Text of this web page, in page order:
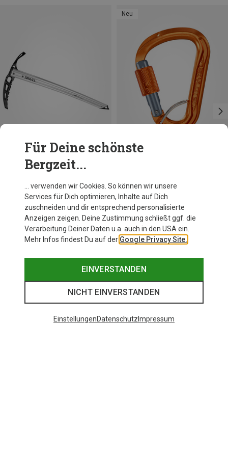
Du sparst 18%
Neu
Skylotec
22,71 €
Für Deine schönste
Bergzeit...
… verwenden wir Cookies. So können wir unsere
Services für Dich optimieren, Inhalte auf Dich
zuschneiden und dir entsprechend personalisierte
Anzeigen zeigen. Deine Zustimmung schließt ggf. die
Verarbeitung Deiner Daten u.a. auch in den USA ein.
Mehr Infos findest Du auf der Google Privacy Site.
EINVERSTANDEN
NICHT EINVERSTANDEN
EinstellungenDatenschutz Impressum